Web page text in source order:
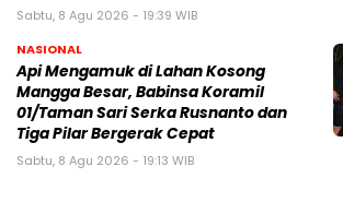
Sabtu, 8 Agu 2026 - 19:39 WIB
NASIONAL
Api Mengamuk di Lahan Kosong
Mangga Besar, Babinsa Koramil
01/Taman Sari Serka Rusnanto dan
Tiga Pilar Bergerak Cepat
Sabtu, 8 Agu 2026 - 19:13 WIB